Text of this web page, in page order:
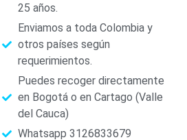
25 años.
Enviamos a toda Colombia y
otros países según
requerimientos.
Puedes recoger directamente
en Bogotá o en Cartago (Valle
del Cauca)
Whatsapp 3126833679